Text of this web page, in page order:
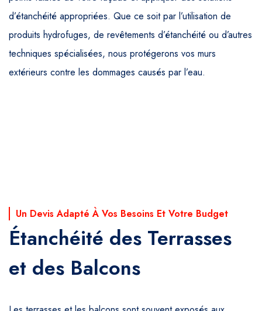
d’étanchéité appropriées. Que ce soit par l’utilisation de
produits hydrofuges, de revêtements d’étanchéité ou d’autres
techniques spécialisées, nous protégerons vos murs
extérieurs contre les dommages causés par l’eau.
Un Devis Adapté À Vos Besoins Et Votre Budget
Étanchéité des Terrasses
et des Balcons